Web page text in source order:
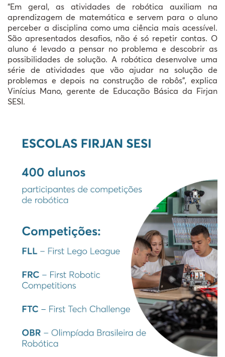
“Em geral, as atividades de robótica auxiliam na
aprendizagem de matemática e servem para o aluno
perceber a disciplina como uma ciência mais acessível.
São apresentados desafios, não é só repetir contas. O
aluno é levado a pensar no problema e descobrir as
possibilidades de solução. A robótica desenvolve uma
série de atividades que vão ajudar na solução de
problemas e depois na construção de robôs”, explica
Vinícius Mano, gerente de Educação Básica da Firjan
SESI.